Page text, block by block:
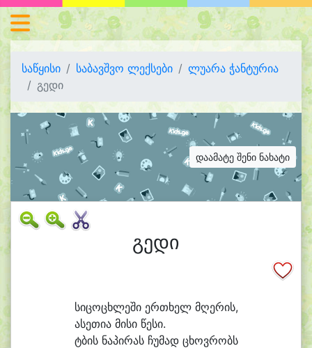
საწყისი საბავშვო ლექსები
ლუარა ჭანტურია
გედი
დაამატე შენი ნახატი
გედი
სიცოცხლეში ერთხელ მღერის,
ასეთია მისი წესი.
ტბის ნაპირას ჩუმად ცხოვრობს